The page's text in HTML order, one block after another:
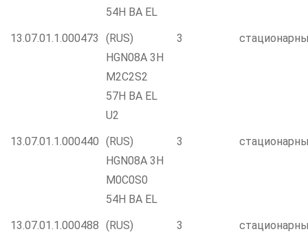
54H BA EL
13.07.01.1.000473
(RUS)
HGN08A 3H
M2C2S2
57H BA EL
U2
3
13.07.01.1.000440 (RUS)
HGN08A 3H
M0C0S0
54H BA EL
3
13.07.01.1.000488 (RUS)
3